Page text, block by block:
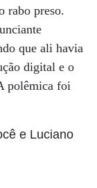
rabo preso.
que ali havia
digital e o
polêmica foi
e Luciano